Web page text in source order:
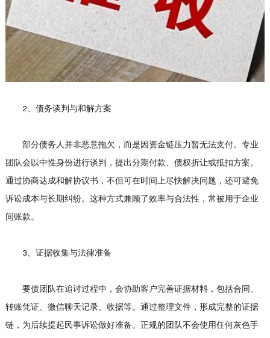
2、债务谈判与和解方案
部分债务人并非恶意拖欠，而是因资金链压力暂无法支付。专业
团队会以中性身份进行谈判，提出分期付款、债权折让或抵扣方案。
通过协商达成和解协议书，不但可在时间上尽快解决问题，还可避免
诉讼成本与长期纠纷。这种方式兼顾了效率与合法性，常被用于企业
间账款。
3、证据收集与法律准备
要债团队在追讨过程中，会协助客户完善证据材料，包括合同、
转账凭证、微信聊天记录、收据等。通过整理文件，形成完整的证据
链，为后续提起民事诉讼做好准备。正规的团队不会使用任何灰色手